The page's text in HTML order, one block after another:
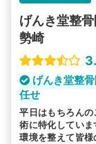
げんき堂整
勢崎
げんき堂整
任せ
平日はもちろん
術に特化してい
環境を整えて皆様